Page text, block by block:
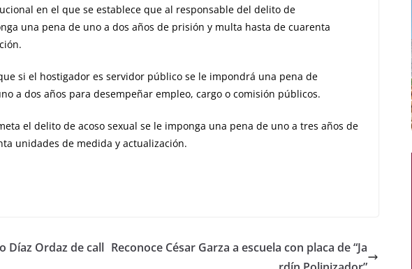
en el que se establece que al responsable del delito de
una pena de uno a dos años de prisión y multa hasta de cuarenta
si el hostigador es servidor público se le impondrá una pena de
a dos años para desempeñar empleo, cargo o comisión públicos.
el delito de acoso sexual se le imponga una pena de uno a tres años de
unidades de medida y actualización.
Díaz Ordaz de call Reconoce César Garza a escuela con placa de “Ja